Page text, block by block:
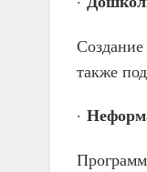
Создание
также
·